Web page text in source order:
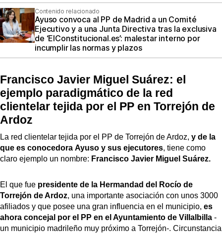
Contenido relacionado
Ayuso convoca al PP de Madrid a un Comité
Ejecutivo y a una Junta Directiva tras la exclusiva
de ‘ElConstitucional.es’: malestar interno por
incumplir las normas y plazos
Francisco Javier Miguel Suárez: el
ejemplo paradigmático de la red
clientelar tejida por el PP en Torrejón de
Ardoz
La red clientelar tejida por el PP de Torrejón de Ardoz, y de la
que es conocedora Ayuso y sus ejecutores, tiene como
claro ejemplo un nombre: Francisco Javier Miguel Suárez.
El que fue presidente de la Hermandad del Rocío de
Torrejón de Ardoz, una importante asociación con unos 3000
afiliados y que posee una gran influencia en el municipio, es
ahora concejal por el PP en el Ayuntamiento de Villalbilla -
un municipio madrileño muy próximo a Torrejón-. Circunstancia